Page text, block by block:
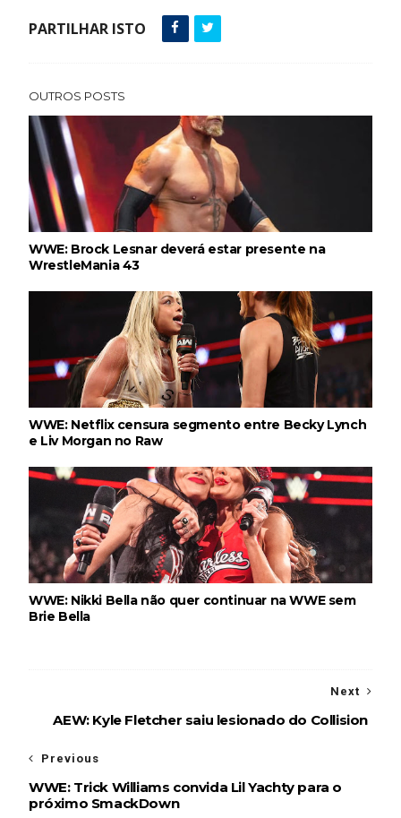
PARTILHAR ISTO
OUTROS POSTS
WWE: Brock Lesnar deverá estar presente na
WrestleMania 43
WWE: Netflix censura segmento entre Becky Lynch
e Liv Morgan no Raw
WWE: Nikki Bella não quer continuar na WWE sem
Brie Bella
Next
AEW: Kyle Fletcher saiu lesionado do Collision
Previous
WWE: Trick Williams convida Lil Yachty para o
próximo SmackDown